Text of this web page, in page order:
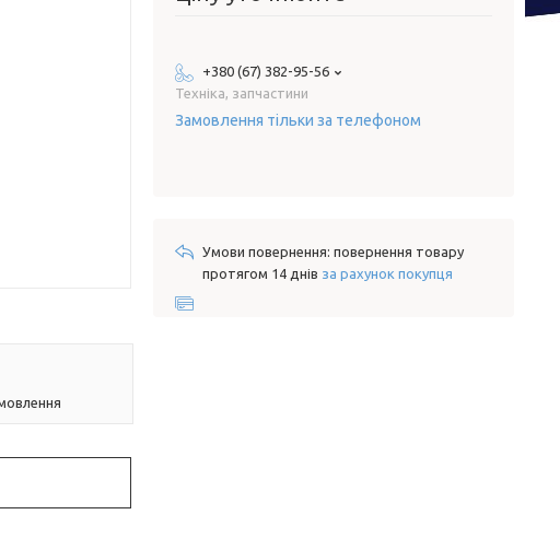
+380 (67) 382-95-56
Техніка, запчастини
Замовлення тільки за телефоном
повернення товару
протягом 14 днів за рахунок покупця